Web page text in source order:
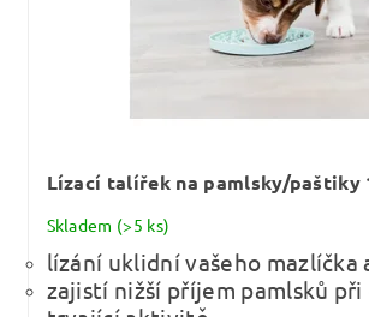
Lízací talířek na pamlsky/paštiky
Skladem (>5 ks)
lízání uklidní vašeho mazlíčka
zajistí nižší příjem pamlsků při